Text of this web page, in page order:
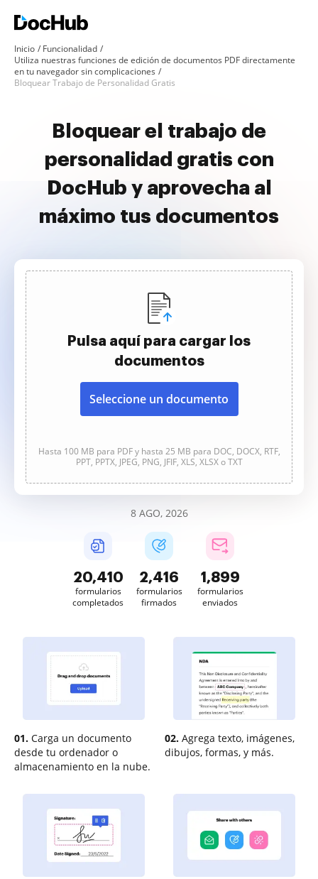
Inicio
Funcionalidad
Utiliza nuestras funciones de edición de documentos PDF directamente
en tu navegador sin complicaciones
Bloquear Trabajo de Personalidad Gratis
Bloquear el trabajo de
personalidad gratis con
DocHub y aprovecha al
máximo tus documentos
Pulsa aquí para cargar los
documentos
Seleccione un documento
Hasta 100 MB para PDF y hasta 25 MB para DOC, DOCX, RTF,
PPT, PPTX, JPEG, PNG, JFIF, XLS, XLSX o TXT
8 AGO, 2026
20,411
formularios
completados
2,416
formularios
firmados
1,899
formularios
enviados
01. Carga un documento
desde tu ordenador o
almacenamiento en la nube.
02. Agrega texto, imágenes,
dibujos, formas, y más.